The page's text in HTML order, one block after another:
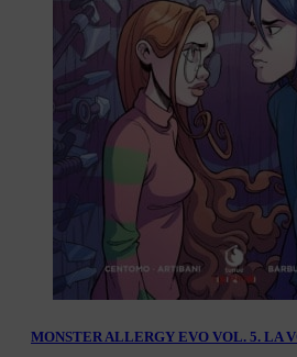
MONSTER ALLERGY EVO VOL. 5. LA